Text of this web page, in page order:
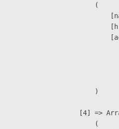
                        (
                        )
[4] =>
                        (